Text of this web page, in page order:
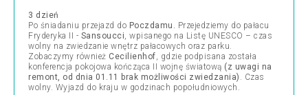
3 dzień
Po śniadaniu przejazd do Poczdamu. Przejedziemy do pałacu
Fryderyka II - Sansoucci, wpisanego na Listę UNESCO – czas
wolny na zwiedzanie wnętrz pałacowych oraz parku.
Zobaczymy również Cecilienhof, gdzie podpisana została
konferencja pokojowa kończąca II wojnę światową (z uwagi na
remont, od dnia 01.11 brak możliwości zwiedzania) . Czas
wolny. Wyjazd do kraju w godzinach popołudniowych.